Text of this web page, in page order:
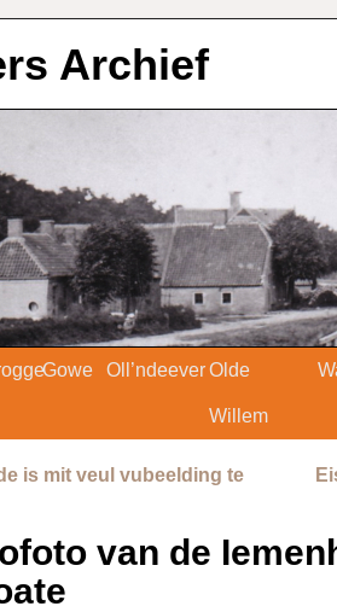
Archief
Gowe Oll’ndeeverOlde
Willem
is mit veul vubeelding te
van de